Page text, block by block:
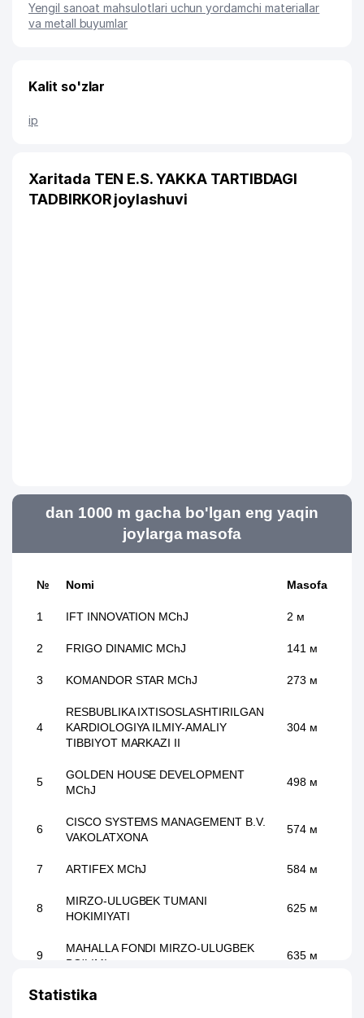
Yengil sanoat mahsulotlari uchun yordamchi materiallar
va metall buyumlar
Kalit so'zlar
ip
Xaritada TEN E.S. YAKKA TARTIBDAGI
TADBIRKOR joylashuvi
dan 1000 m gacha bo'lgan eng yaqin
joylarga masofa
№ Nomi Masofa
1 IFT INNOVATION MChJ 2 м
2 FRIGO DINAMIC MChJ 141 м
3 KOMANDOR STAR MChJ 273 м
4
RESBUBLIKA IXTISOSLASHTIRILGAN
KARDIOLOGIYA ILMIY-AMALIY
TIBBIYOT MARKAZI II
304 м
5
GOLDEN HOUSE DEVELOPMENT
MChJ
498 м
6
CISCO SYSTEMS MANAGEMENT B.V.
VAKOLATXONA
574 м
7 ARTIFEX MChJ 584 м
8
MIRZO-ULUGBEK TUMANI
HOKIMIYATI
625 м
9
MAHALLA FONDI MIRZO-ULUGBEK
BO'LIMI
635 м
10
INTELLECT NODAVLAT TA'LIM
Statistika